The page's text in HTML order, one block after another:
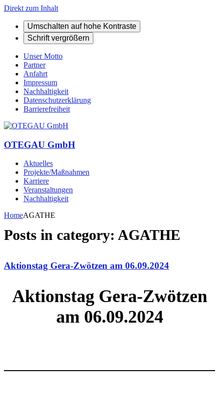
Direkt zum Inhalt
Umschalten auf hohe Kontraste
Schrift vergrößern
Unser Motto
Partner
Anfahrt
Impressum
Nachhaltigkeit
Datenschutzerklärung
Barrierefreiheit
OTEGAU GmbH
Aktuelles
Projekte/Maßnahmen
Karriere
Veranstaltungen
Nachhaltigkeit
HomeAGATHE
Posts in category: AGATHE
Aktionstag Gera-Zwötzen am 06.09.2024
Aktionstag Gera-Zwötzen
am 06.09.2024